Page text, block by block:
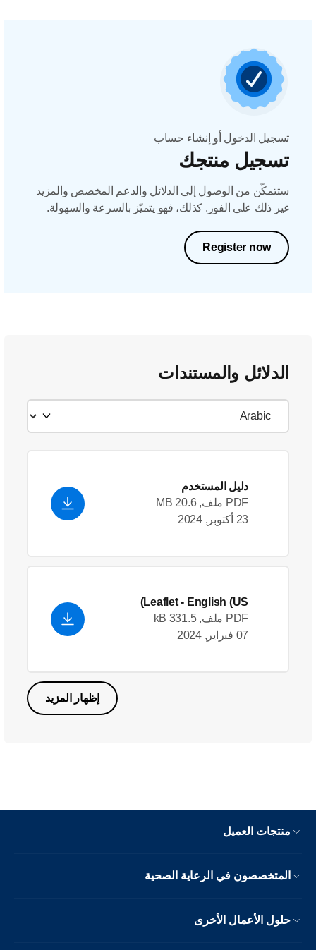
تسجيل الدخول أو إنشاء حساب
تسجيل منتجك
ستتمكّن من الوصول إلى الدلائل والدعم المخصص والمزيد
غير ذلك على الفور. كذلك، فهو يتميّز بالسرعة والسهولة.
Register now
الدلائل والمستندات
دليل المستخدم
PDF ملف, 20.6 MB
23 أكتوبر, 2024
Leaflet - English (US)
PDF ملف, 331.5 kB
07 فبراير, 2024
إظهار المزيد
منتجات العميل
المتخصصون في الرعاية الصحية
حلول الأعمال الأخرى